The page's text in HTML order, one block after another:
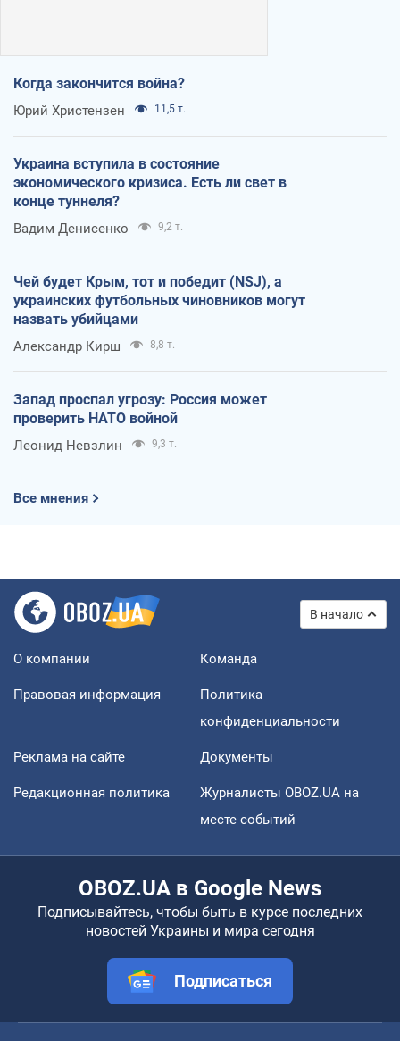
Когда закончится война?
Юрий Христензен 11,5 т.
Украина вступила в состояние
экономического кризиса. Есть ли свет в
конце туннеля?
Вадим Денисенко 9,2 т.
Чей будет Крым, тот и победит (NSJ), а
украинских футбольных чиновников могут
назвать убийцами
Александр Кирш 8,8 т.
Запад проспал угрозу: Россия может
проверить НАТО войной
Леонид Невзлин 9,3 т.
Все мнения
В начало
О компании Команда
Правовая информация
Политика
конфиденциальности
Реклама на сайте Документы
Редакционная политика
Журналисты OBOZ.UA на
месте событий
OBOZ.UA в Google News
Подписывайтесь, чтобы быть в курсе последних
новостей Украины и мира сегодня
Подписаться